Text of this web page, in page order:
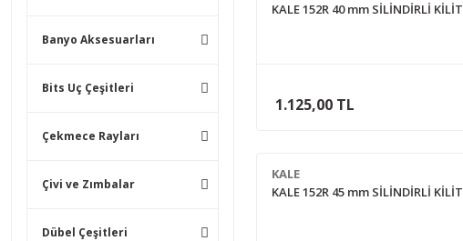
Banyo Aksesuarları
Bits Uç Çeşitleri
Çekmece Rayları
Çivi ve Zımbalar
Dübel Çeşitleri
KALE 152R 40 mm SİLİNDİRLİ KİLİT
1.125,00 TL
KALE
KALE 152R 45 mm SİLİNDİRLİ KİLİT